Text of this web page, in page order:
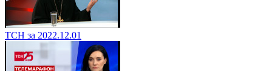
ТСН за 2022.12.01